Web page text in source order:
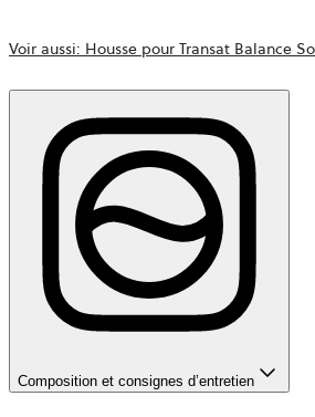
Voir aussi: Housse pour Transat Balance
Composition et consignes d’entretien